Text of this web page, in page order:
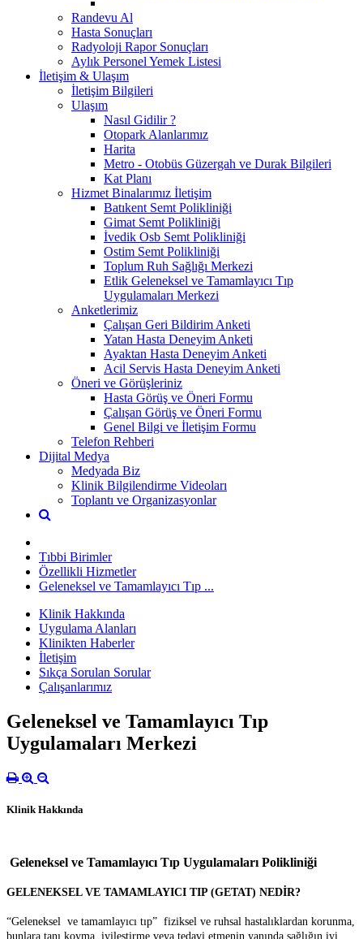
Randevu Al
Hasta Sonuçları
Radyoloji Rapor Sonuçları
Aylık Personel Yemek Listesi
İletişim & Ulaşım
İletişim Bilgileri
Ulaşım
Nasıl Gidilir ?
Otopark Alanlarımız
Harita
Metro - Otobüs Güzergah ve Durak Bilgileri
Kat Planı
Hizmet Binalarımız İletişim
Batıkent Semt Polikliniği
Gimat Semt Polikliniği
İvedik Osb Semt Polikliniği
Ostim Semt Polikliniği
Toplum Ruh Sağlığı Merkezi
Etlik Geleneksel ve Tamamlayıcı Tıp
Uygulamaları Merkezi
Anketlerimiz
Çalışan Geri Bildirim Anketi
Yatan Hasta Deneyim Anketi
Ayaktan Hasta Deneyim Anketi
Acil Servis Hasta Deneyim Anketi
Öneri ve Görüşleriniz
Hasta Görüş ve Öneri Formu
Çalışan Görüş ve Öneri Formu
Genel Bilgi ve İletişim Formu
Telefon Rehberi
Dijital Medya
Medyada Biz
Klinik Bilgilendirme Videoları
Toplantı ve Organizasyonlar
Tıbbi Birimler
Özellikli Hizmetler
Geleneksel ve Tamamlayıcı Tıp ...
Klinik Hakkında
Uygulama Alanları
Klinikten Haberler
İletişim
Sıkça Sorulan Sorular
Çalışanlarımız
Geleneksel ve Tamamlayıcı Tıp
Uygulamaları Merkezi
Klinik Hakkında
Geleneksel ve Tamamlayıcı Tıp Uygulamaları Polikliniği
GELENEKSEL VE TAMAMLAYICI TIP (GETAT) NEDİR?
“Geleneksel ve tamamlayıcı tıp” fiziksel ve ruhsal hastalıklardan korunma,
bunlara tanı koyma, iyileştirme veya tedavi etmenin yanında sağlığın iyi